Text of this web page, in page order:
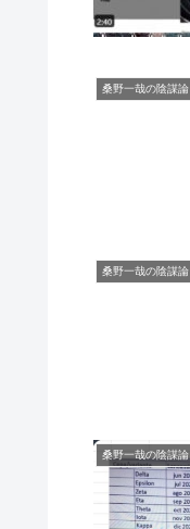
桑野一哉の陰謀論
桑野一哉の陰謀論
桑野一哉の陰謀論